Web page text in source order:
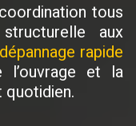
tous
aux
rapide
l’ouvrage et la